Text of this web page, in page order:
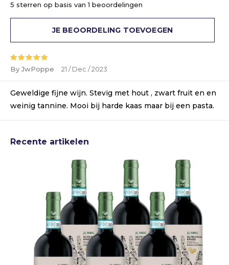
5 sterren op basis van 1 beoordelingen
JE BEOORDELING TOEVOEGEN
By JwPoppe 21 / Dec / 2023
Geweldige fijne wijn. Stevig met hout , zwart fruit en en
weinig tannine. Mooi bij harde kaas maar bij een pasta.
Recente artikelen